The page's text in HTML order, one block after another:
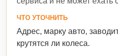
ЧТО УТОЧНИТЬ
Адрес, марку авто,
крутятся ли колеса.